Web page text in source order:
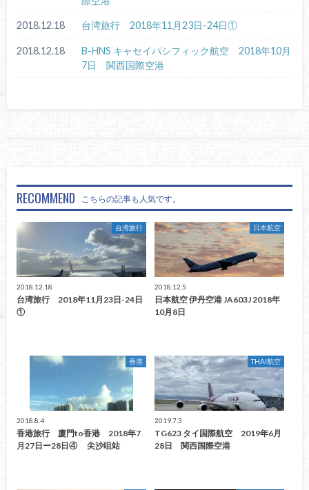
2018.12.18 台湾旅行 2018年11月23日-24日①
2018.12.18
B-HNS キャセイパシフィック航空 2018年10月
7日 関西国際空港
RECOMMEND こちらの記事も人気です。
台湾旅行
2018.12.18
台湾旅行 2018年11月23日-24日
①
日本航空
2018.12.5
日本航空 伊丹空港 JA603J 2018年
10月8日
香港
2018.8.4
香港旅行 廈門to香港 2018年7
月27日ー28日④ 尖沙咀站
THAI航空
2019.7.3
TG623 タイ国際航空 2019年6月
28日 関西国際空港